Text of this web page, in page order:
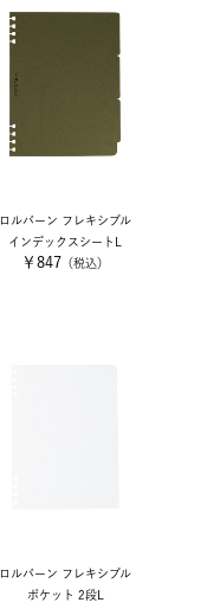
ロルバーン フレキシブル
インデックスシートL
￥847 （税込）
ロルバーン フレキシブル
ポケット 2段L